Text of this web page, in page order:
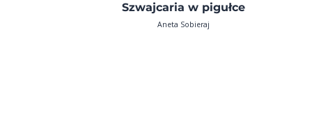
Szwajcaria w pigułce
Aneta Sobieraj